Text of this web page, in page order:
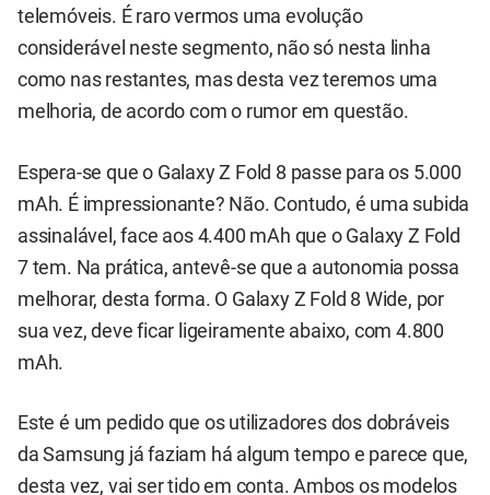
telemóveis. É raro vermos uma evolução
considerável neste segmento, não só nesta linha
como nas restantes, mas desta vez teremos uma
melhoria, de acordo com o rumor em questão.
Espera-se que o Galaxy Z Fold 8 passe para os 5.000
mAh. É impressionante? Não. Contudo, é uma subida
assinalável, face aos 4.400 mAh que o Galaxy Z Fold
7 tem. Na prática, antevê-se que a autonomia possa
melhorar, desta forma. O Galaxy Z Fold 8 Wide, por
sua vez, deve ficar ligeiramente abaixo, com 4.800
mAh.
Este é um pedido que os utilizadores dos dobráveis
da Samsung já faziam há algum tempo e parece que,
desta vez, vai ser tido em conta. Ambos os modelos